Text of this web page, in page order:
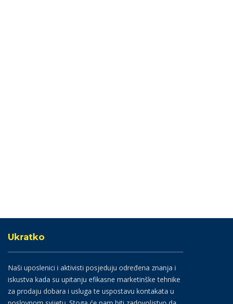
Ukratko
Naši uposlenici i aktivisti posjeduju određena znanja i
iskustva kada su upitanju efikasne marketinške tehnike
za prodaju dobara i usluga te uspostavu kontakata u